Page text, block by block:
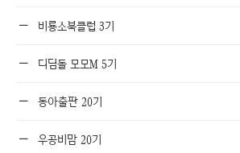
비룡소북클럽 3기
디딤돌 모모M 5기
동아출판 20기
우공비맘 20기